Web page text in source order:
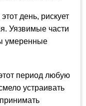
день, рискует
Уязвимые части
умеренные
период любую
устраивать